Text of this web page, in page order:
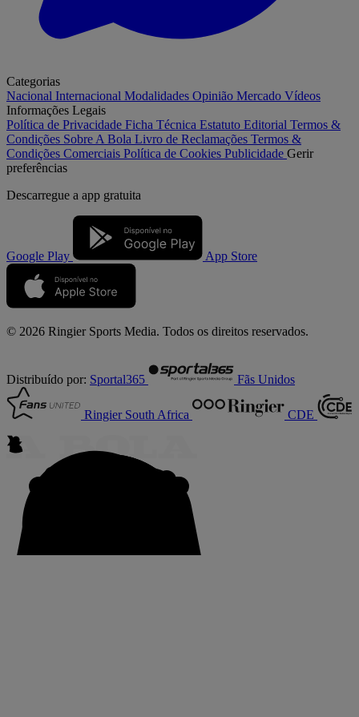
Categorias
Nacional Internacional Modalidades Opinião Mercado Vídeos
Informações Legais
Política de Privacidade Ficha Técnica Estatuto Editorial Termos &
Condições Sobre A Bola Livro de Reclamações Termos &
Condições Comerciais Política de Cookies Publicidade Gerir
preferências
Descarregue a app gratuita
Google Play App Store
© 2026 Ringier Sports Media. Todos os direitos reservados.
Distribuído por: Sportal365 Fãs Unidos
Ringier South Africa CDE